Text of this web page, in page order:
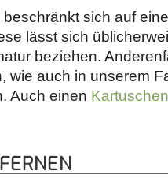
sich auf
lässt sich
beziehen.
wie auch in unserem
Auch einen